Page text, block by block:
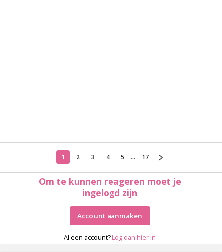
1 2 3 4 5 ... 17
Om te kunnen reageren moet je
ingelogd zijn
Account aanmaken
Al een account? Log dan hier in